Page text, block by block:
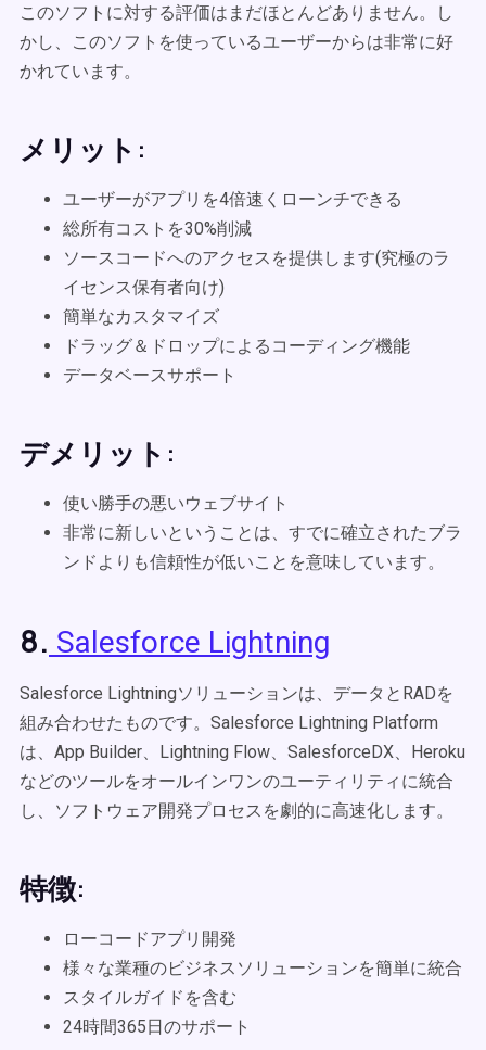
このソフトに対する評価はまだほとんどありません。し
かし、このソフトを使っているユーザーからは非常に好
かれています。
メリット:
ユーザーがアプリを4倍速くローンチできる
総所有コストを30%削減
ソースコードへのアクセスを提供します(究極のラ
イセンス保有者向け)
簡単なカスタマイズ
ドラッグ＆ドロップによるコーディング機能
データベースサポート
デメリット:
使い勝手の悪いウェブサイト
非常に新しいということは、すでに確立されたブラ
ンドよりも信頼性が低いことを意味しています。
8. Salesforce Lightning
Salesforce Lightningソリューションは、データとRADを
組み合わせたものです。Salesforce Lightning Platform
は、App Builder、Lightning Flow、SalesforceDX、Heroku
などのツールをオールインワンのユーティリティに統合
し、ソフトウェア開発プロセスを劇的に高速化します。
特徴:
ローコードアプリ開発
様々な業種のビジネスソリューションを簡単に統合
スタイルガイドを含む
24時間365日のサポート